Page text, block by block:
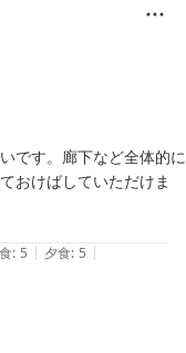
ちょうど夕日が沈むお
ご覧いただけたご様子
。
上げます。
ただくとともに、身体
でございます。
の魅力をお楽しみい
ル
です。廊下など全体的に
おけばしていただけま
せん。
い宿だと思います。
: 5 | 夕食: 5 |